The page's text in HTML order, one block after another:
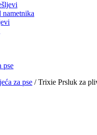
nametnika
pse
za pse / Trixie Prsluk za